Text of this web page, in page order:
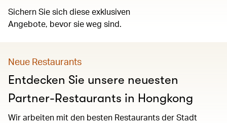
Sichern Sie sich diese exklusiven
Angebote, bevor sie weg sind.
Neue Restaurants
Entdecken Sie unsere neuesten
Partner-Restaurants in Hongkong
Wir arbeiten mit den besten Restaurants der Stadt